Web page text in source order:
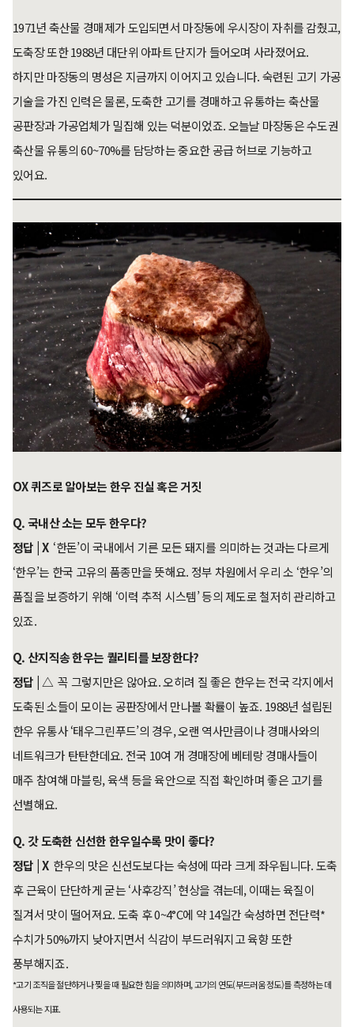
1971년 축산물 경매제가 도입되면서 마장동에 우시장이 자취를 감췄고,
도축장 또한 1988년 대단위 아파트 단지가 들어오며 사라졌어요.
하지만 마장동의 명성은 지금까지 이어지고 있습니다. 숙련된 고기 가공
기술을 가진 인력은 물론, 도축한 고기를 경매하고 유통하는 축산물
공판장과 가공업체가 밀집해 있는 덕분이었죠. 오늘날 마장동은 수도권
축산물 유통의 60~70%를 담당하는 중요한 공급 허브로 기능하고
있어요.
OX 퀴즈로 알아보는 한우 진실 혹은 거짓
Q. 국내산 소는 모두 한우다?
정답 | X‘한돈’이 국내에서 기른 모든 돼지를 의미하는 것과는 다르게
‘한우’는 한국 고유의 품종만을 뜻해요. 정부 차원에서 우리 소 ‘한우’의
품질을 보증하기 위해 ‘이력 추적 시스템’ 등의 제도로 철저히 관리하고
있죠.
Q. 산지직송 한우는 퀄리티를 보장한다?
정답 | △꼭 그렇지만은 않아요. 오히려 질 좋은 한우는 전국 각지에서
도축된 소들이 모이는 공판장에서 만나볼 확률이 높죠. 1988년 설립된
한우 유통사 ‘태우그린푸드’의 경우, 오랜 역사만큼이나 경매사와의
네트워크가 탄탄한데요. 전국 10여 개 경매장에 베테랑 경매사들이
매주 참여해 마블링, 육색 등을 육안으로 직접 확인하며 좋은 고기를
선별해요.
Q. 갓 도축한 신선한 한우일수록 맛이 좋다?
정답 | X한우의 맛은 신선도보다는 숙성에 따라 크게 좌우됩니다. 도축
후 근육이 단단하게 굳는 ‘사후강직’ 현상을 겪는데, 이때는 육질이
질겨서 맛이 떨어져요. 도축 후 0~4°C에 약 14일간 숙성하면 전단력*
수치가 50%까지 낮아지면서 식감이 부드러워지고 육향 또한
풍부해지죠.
*고기 조직을 절단하거나 찢을 때 필요한 힘을 의미하며, 고기의 연도(부드러움 정도)를 측정하는 데
사용되는 지표.